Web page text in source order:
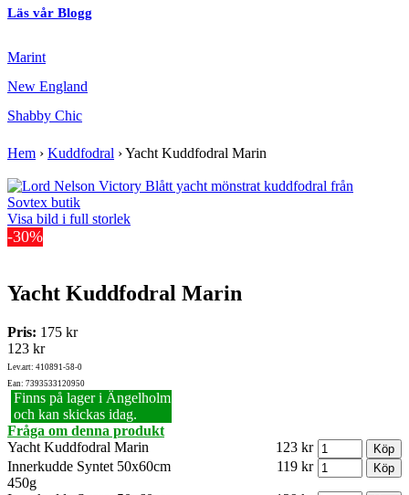
Läs vår Blogg
Marint
New England
Shabby Chic
Hem › Kuddfodral ›Yacht Kuddfodral Marin
Visa bild i full storlek
-30%
Yacht Kuddfodral Marin
Pris: 175 kr
123 kr
Lev.art: 410891-58-0
Ean: 7393533120950
Finns på lager i Ängelholm
och kan skickas idag.
Fråga om denna produkt
Yacht Kuddfodral Marin
123 kr
Innerkudde Syntet 50x60cm
450g
119 kr